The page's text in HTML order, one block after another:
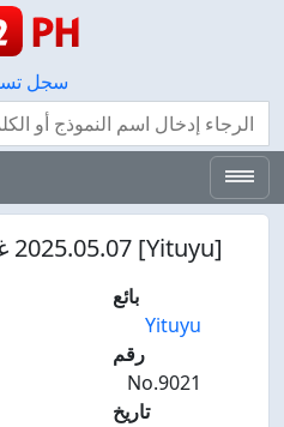
سجل
بحث
[Yituyu] 2025.05.07 غوي نيو تسانغ تسانغ
بائع
Yituyu
رقم
No.9021
تاريخ